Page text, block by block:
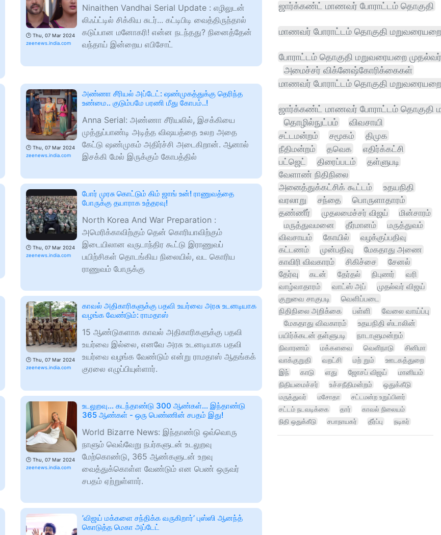
🕑 Thu, 07 Mar 2024
zeenews.india.com
Ninaithen Vandhai Serial Update : எழிலுடன்
லிஃப்ட்டில் சிக்கிய சுடர்.‌.. கட்டிபிடி வைத்திருந்தால்
கடுப்பான மனோகரி! என்ன நடந்தது? நினைத்தேன்
வந்தாய் இன்றைய எபிசோட்
🕑 Thu, 07 Mar 2024
zeenews.india.com
அண்ணா சீரியல் அப்டேட்: ஷண்முகத்துக்கு தெரிந்த
உண்மை.. குடும்பமே பரணி மீது கோபம்..!
Anna Serial: அண்ணா சீரியலில், இசக்கியை
முத்துப்பாண்டி அடித்த விஷயத்தை உலற அதை
கேட்டு ஷண்முகம் அதிர்ச்சி அடைகிறான். ஆனால்
இசக்கி மேல் இருக்கும் கோபத்தில்
🕑 Thu, 07 Mar 2024
zeenews.india.com
போர் முரசு கொட்டும் கிம் ஜாங் உன்! ராணுவத்தை
போருக்கு தயாராக உத்தரவு!
North Korea And War Preparation :
அமெரிக்காவிற்கும் தென் கொரியாவிற்கும்
இடையிலான வருடாந்திர கூட்டு இராணுவப்
பயிற்சிகள் தொடங்கிய நிலையில், வட கொரிய
ராணுவம் போருக்கு
🕑 Thu, 07 Mar 2024
zeenews.india.com
காவல் அதிகாரிகளுக்கு பதவி உயர்வை அரசு உடனடியாக
வழங்க வேண்டும்: ராமதாஸ்
15 ஆண்டுகளாக காவல் அதிகாரிகளுக்கு பதவி
உயர்வை இல்லை, எனவே அரசு உடனடியாக பதவி
உயர்வை வழங்க வேண்டும் என்று ராமதாஸ் ஆதங்கக்
குரலை எழுப்பியுள்ளார்.
🕑 Thu, 07 Mar 2024
zeenews.india.com
உடலுறவு... கடந்தாண்டு 300 ஆண்கள்... இந்தாண்டு
365 ஆண்கள் - ஒரு பெண்ணின் சபதம் இது!
World Bizarre News: இந்தாண்டு ஒவ்வொரு
நாளும் வெவ்வேறு நபர்களுடன் உடலுறவு
மேற்கொண்டு, 365 ஆண்களுடன் உறவு
வைத்துக்கொள்ள வேண்டும் என பெண் ஒருவர்
சபதம் ஏற்றுள்ளார்.
’விஜய் மக்களை சந்திக்க வருகிறார்’ புஸ்ஸி ஆனந்த்
கொடுத்த மெகா அப்டேட்
ஜார்க்கண்ட் மாணவர் போராட்டம் தொகுதி
மாணவர் போராட்டம் தொகுதி
போராட்டம் தொகுதி மறுவரையறை முதல்வர்
அமைச்சர் விக்னேஷ்கோரிக்கைகள்
மாணவர் போராட்டம் தொகுதி மறுவரையறை
ஜார்க்கண்ட் மாணவர் போராட்டம் தொகுதி
தொழில்நுட்பம்
விவசாயி
சட்டமன்றம்
சமூகம்
திமுக
நீதிமன்றம்
தவெக
எதிர்க்கட்சி
பட்ஜெட்
திரைப்படம்
தள்ளுபடி
வேளாண் நிதிநிலை
அனைத்துக்கட்சிக் கூட்டம்
உதயநிதி
வரலாறு
சந்தை
பொருளாதாரம்
தண்ணீர்
முதலமைச்சர் விஜய்
மின்சாரம்
மருத்துவமனை
தீர்மானம்
மருத்துவம்
விவசாயம்
கோயில் வழக்குப்பதிவு
கட்டணம் முன்பதிவு
மேகதாது அணை
காவிரி விவகாரம்
சிகிச்சை
சேனல்
தேர்வு
கடன் தேர்தல் நிபுணர்
வரி
வாழ்வாதாரம்
வாட்ஸ் அப்
முதல்வர் விஜய்
குறுவை சாகுபடி
வெளிப்படை
நிதிநிலை அறிக்கை பள்ளி
வேலை வாய்ப்பு
மேகதாது விவகாரம்
உதயநிதி ஸ்டாலின்
பயிர்க்கடன் தள்ளுபடி
நாடாளுமன்றம்
நிவாரணம் மக்களவை வெளிநாடு
சினிமா
வாக்குறுதி
வறட்சி மற் றும்
ஊடகத்துறை
இந்
காடு ளது ஜோசப் விஜய்
மானியம்
நிதியமைச்சர்
உச்சநீதிமன்றம்
ஒதுக்கீடு
மருத்துவர்
மசோதா
சட்டமன்ற உறுப்பினர்
சட்டம் நடவடிக்கை
தார்
காவல் நிலையம்
நிதி ஒதுக்கீடு
சபாநாயகர் தீர்ப்பு நடிகர்